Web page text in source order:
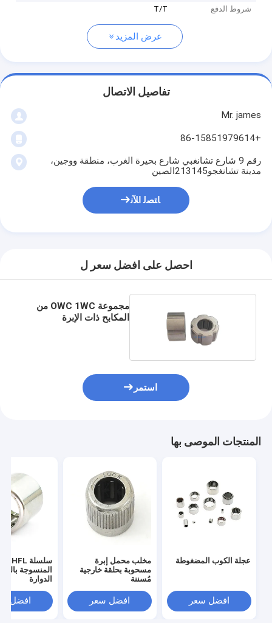
شروط الدفع
T/T
عرض المزيد
تفاصيل الاتصال
Mr. james
+86-15851979614
رقم 9 شارع تشانغبي شارع بحيرة الغرب، منطقة ووجين،
مدينة تشانغجو213145الصين
ﺎﺘﺼﻟ ﺍﻶﻧ
احصل على افضل سعر ل
مجموعة OWC 1WC من
المكابح ذات الإبرة
استمر
المنتجات الموصى بها
عجلة الكوب المضغوطة
افضل سعر
مخلب محمل إبرة
مسحوبة بحلقة خارجية
مُسننة
افضل سعر
المنسوجة
الدوارة
افضل